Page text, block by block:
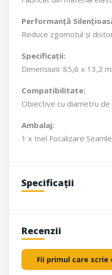
Performanță
Reduce zgomotul și
Specificații:
Dimensiuni: 85,6 x 13,2
Compatibilitate:
Obiective cu diametru
Ambalaj:
1 x Inel Focalizare
Specificații
Recenzii
Fii primul care scrie